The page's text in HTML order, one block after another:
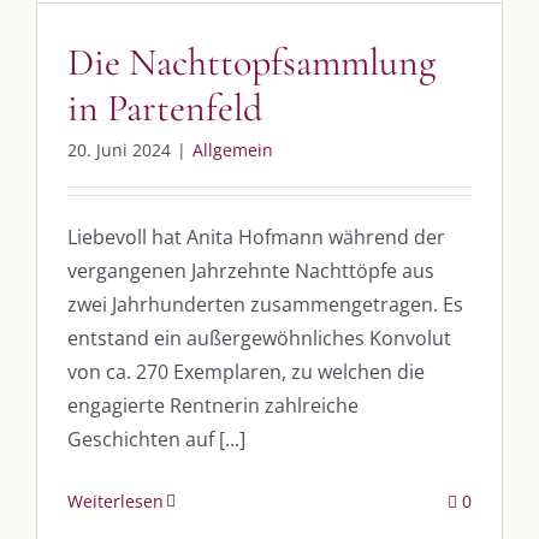
Die Nachttopfsammlung
in Partenfeld
20. Juni 2024 | Allgemein
Liebevoll hat Anita Hofmann während der
vergangenen Jahrzehnte Nachttöpfe aus
zwei Jahrhunderten zusammengetragen. Es
entstand ein außergewöhnliches Konvolut
von ca. 270 Exemplaren, zu welchen die
engagierte Rentnerin zahlreiche
Geschichten auf [...]
Weiterlesen 0